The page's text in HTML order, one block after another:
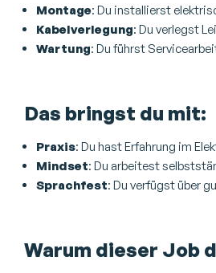
Montage: Du installierst
Kabelverlegung: Du verlegst
Wartung: Du führst
Das bringst du mit:
Praxis: Du hast Erfahrung im
Mindset: Du arbeitest
Sprachfest: Du verfügst über
Warum dieser Job